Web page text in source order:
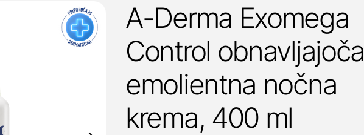
A-Derma Exomega
Control obnavljajoča
emolientna nočna
krema, 400 ml